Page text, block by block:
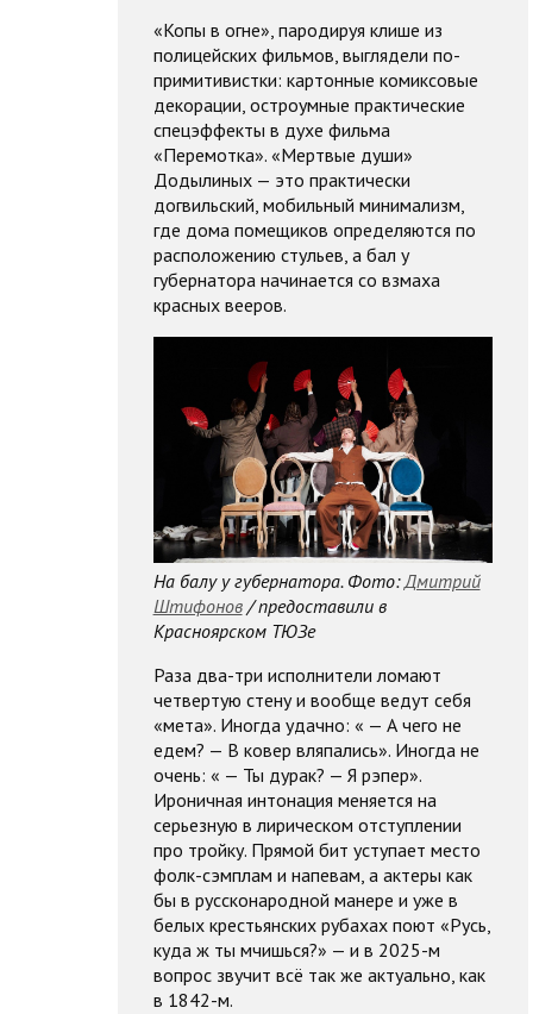
«Копы в огне», пародируя клише из
полицейских фильмов, выглядели по-
примитивистки: картонные комиксовые
декорации, остроумные практические
спецэффекты в духе фильма
«Перемотка». «Мертвые души»
Додылиных — это практически
догвильский, мобильный минимализм,
где дома помещиков определяются по
расположению стульев, а бал у
губернатора начинается со взмаха
красных вееров.
На балу у губернатора. Фото:Дмитрий
Штифонов/ предоставили в
Красноярском ТЮЗе
Раза два-три исполнители ломают
четвертую стену и вообще ведут себя
«мета». Иногда удачно: « — А чего не
едем? — В ковер вляпались». Иногда не
очень: « — Ты дурак? — Я рэпер».
Ироничная интонация меняется на
серьезную в лирическом отступлении
про тройку. Прямой бит уступает место
фолк-сэмплам и напевам, а актеры как
бы в руссконародной манере и уже в
белых крестьянских рубахах поют «Русь,
куда ж ты мчишься?» — и в 2025-м
вопрос звучит всё так же актуально, как
в 1842-м.